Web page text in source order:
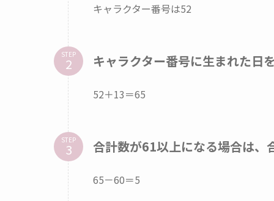
キャラクター番号は52
STEP キャラクター番号に生まれた日
52＋13＝65
STEP 合計数が61以上になる場合は、
65－60＝5